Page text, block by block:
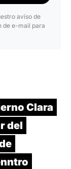
aviso de
de e-mail para
Clara
del